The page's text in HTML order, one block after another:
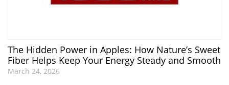
The Hidden Power in Apples: How Nature’s Sweet
Fiber Helps Keep Your Energy Steady and Smooth
March 24, 2026